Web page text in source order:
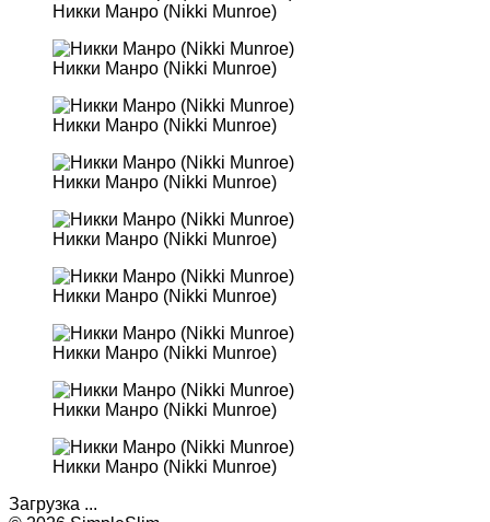
Никки Манро (Nikki Munroe)
Никки Манро (Nikki Munroe)
Никки Манро (Nikki Munroe)
Никки Манро (Nikki Munroe)
Никки Манро (Nikki Munroe)
Никки Манро (Nikki Munroe)
Никки Манро (Nikki Munroe)
Никки Манро (Nikki Munroe)
Никки Манро (Nikki Munroe)
Загрузка ...